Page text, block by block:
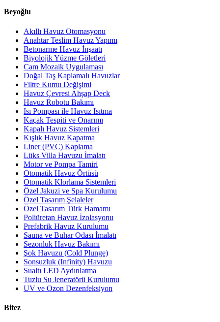
Beyoğlu
Akıllı Havuz Otomasyonu
Anahtar Teslim Havuz Yapımı
Betonarme Havuz İnşaatı
Biyolojik Yüzme Göletleri
Cam Mozaik Uygulaması
Doğal Taş Kaplamalı Havuzlar
Filtre Kumu Değişimi
Havuz Çevresi Ahşap Deck
Havuz Robotu Bakımı
Isı Pompası ile Havuz Isıtma
Kaçak Tespiti ve Onarımı
Kapalı Havuz Sistemleri
Kışlık Havuz Kapatma
Liner (PVC) Kaplama
Lüks Villa Havuzu İmalatı
Motor ve Pompa Tamiri
Otomatik Havuz Örtüsü
Otomatik Klorlama Sistemleri
Özel Jakuzi ve Spa Kurulumu
Özel Tasarım Şelaleler
Özel Tasarım Türk Hamamı
Poliüretan Havuz İzolasyonu
Prefabrik Havuz Kurulumu
Sauna ve Buhar Odası İmalatı
Sezonluk Havuz Bakımı
Şok Havuzu (Cold Plunge)
Sonsuzluk (Infinity) Havuzu
Sualtı LED Aydınlatma
Tuzlu Su Jeneratörü Kurulumu
UV ve Ozon Dezenfeksiyon
Bitez